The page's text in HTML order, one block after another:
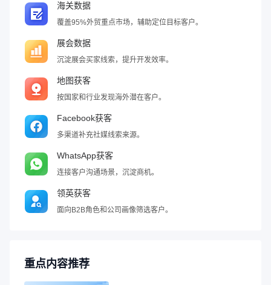
海关数据
覆盖95%外贸重点市场，辅助定位目标客户。
展会数据
沉淀展会买家线索，提升开发效率。
地图获客
按国家和行业发现海外潜在客户。
Facebook获客
多渠道补充社媒线索来源。
WhatsApp获客
连接客户沟通场景，沉淀商机。
领英获客
面向B2B角色和公司画像筛选客户。
重点内容推荐